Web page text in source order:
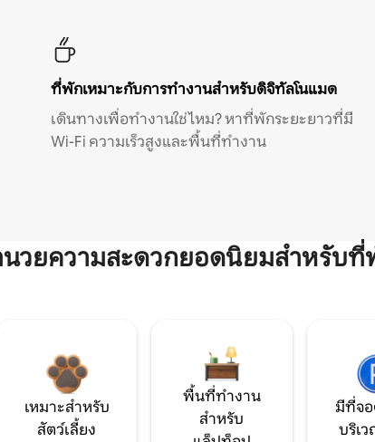
ที่พักเหมาะกับการทำงานสำหรับดิจิทัลโนแมด
เดินทางเพื่อทำงานใช่ไหม? หาที่พักระยะยาวที่มี
Wi-Fi ความเร็วสูงและพื้นที่ทำงาน
นวยความสะดวกยอดนิยมสำหรับที่
เหมาะสำหรับ
สัตว์เลี้ยง
พื้นที่ทำงาน
สำหรับ
มีที่จ
บริเ